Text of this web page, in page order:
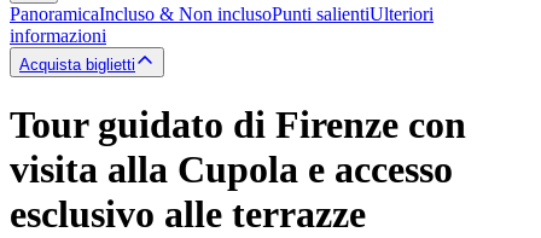
PanoramicaIncluso & Non inclusoPunti salientiUlteriori
informazioni
Acquista biglietti
Tour guidato di Firenze con
visita alla Cupola e accesso
esclusivo alle terrazze